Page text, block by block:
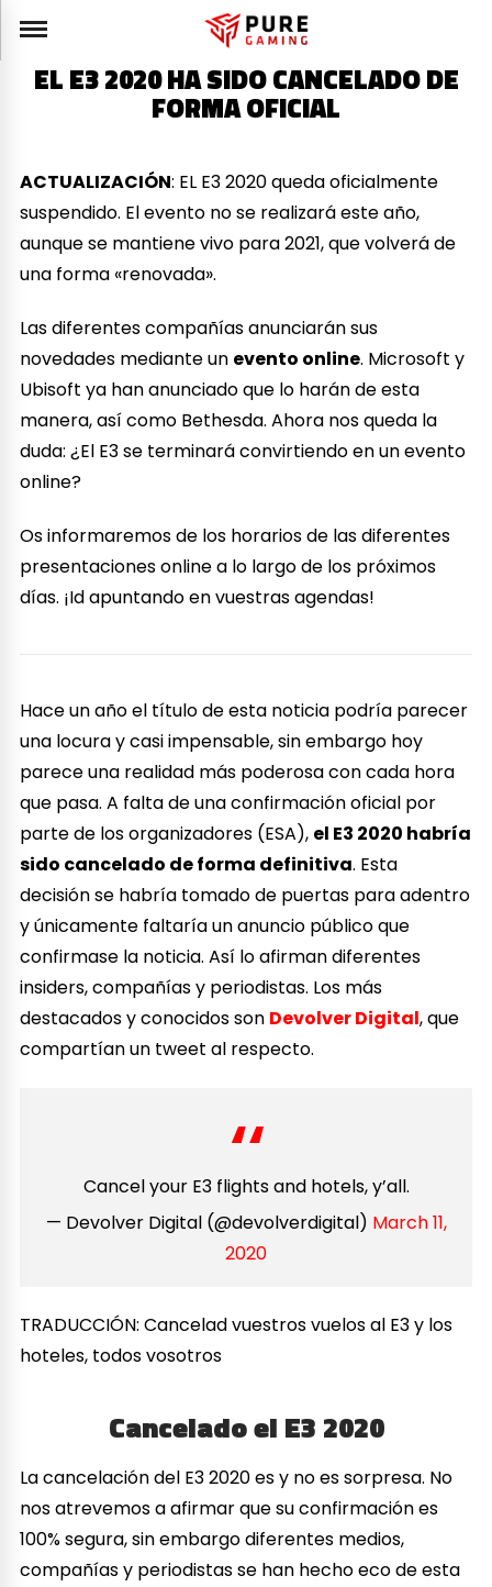
EL E3 2020 HA SIDO CANCELADO DE
FORMA OFICIAL
ACTUALIZACIÓN: EL E3 2020queda oficialmente
suspendido. El evento no se realizará este año,
aunque se mantiene vivo para 2021, que volverá de
una forma «renovada».
Las diferentes compañías anunciarán sus
novedades mediante un evento online. Microsoft y
Ubisoft ya han anunciado que lo harán de esta
manera, así como Bethesda. Ahora nos queda la
duda: ¿El E3 se terminará convirtiendo en un evento
online?
Os informaremos de los horarios de las diferentes
presentaciones online a lo largo de los próximos
días. ¡Id apuntando en vuestras agendas!
Hace un año el título de esta noticia podría parecer
una locura y casi impensable, sin embargo hoy
parece una realidad más poderosa con cada hora
que pasa. A falta de una confirmación oficial por
parte de los organizadores (ESA), el E3 2020 habría
sido cancelado de forma definitiva. Esta
decisión se habría tomado de puertas para adentro
y únicamente faltaría un anuncio público que
confirmase la noticia. Así lo afirman diferentes
insiders, compañías y periodistas. Los más
destacados y conocidos son Devolver Digital, que
compartían un tweet al respecto.
Cancel your E3 flights and hotels, y’all.
— Devolver Digital (@devolverdigital) March 11,
2020
TRADUCCIÓN: Cancelad vuestros vuelos al E3 y los
hoteles, todos vosotros
Cancelado el E3 2020
La cancelación del E3 2020 es y no es sorpresa. No
nos atrevemos a afirmar que su confirmación es
100% segura, sin embargo diferentes medios,
compañías y periodistas se han hecho eco de esta